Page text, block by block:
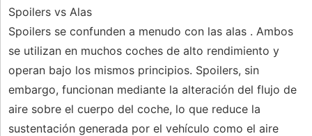
Spoilers vs Alas
Spoilers se confunden a menudo con las alas . Ambos
se utilizan en muchos coches de alto rendimiento y
operan bajo los mismos principios. Spoilers, sin
embargo, funcionan mediante la alteración del flujo de
aire sobre el cuerpo del coche, lo que reduce la
sustentación generada por el vehículo como el aire